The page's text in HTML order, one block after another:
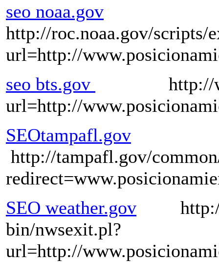
seo noaa.gov
http://roc.noaa.gov/scripts/
url=http://
seo bts.gov
http://
url=http://
SEOtampafl.gov
http://tampafl.gov/
SEO weather.gov http://
bin/nwsexit.pl?
url=http://